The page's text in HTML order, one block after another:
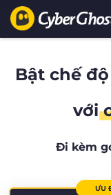
Bật chế
với
Đi kèm
ƯU